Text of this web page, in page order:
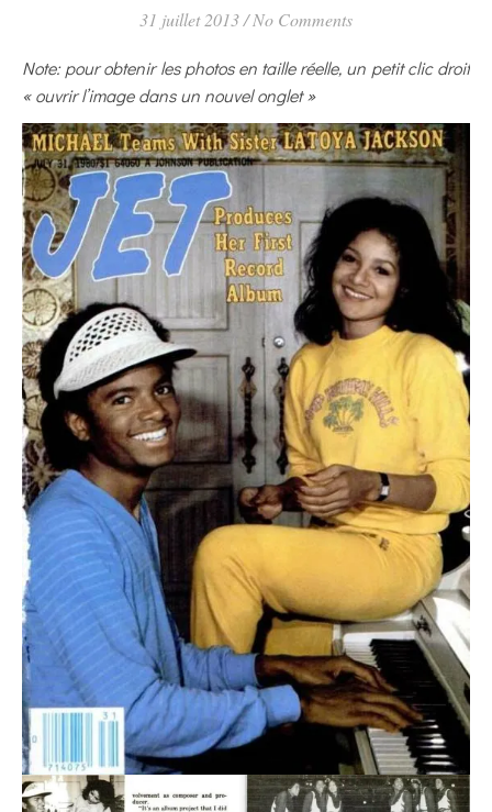
31 juillet 2013/ No Comments
Note: pour obtenir les photos en taille réelle, un petit clic droit
« ouvrir l’image dans un nouvel onglet »